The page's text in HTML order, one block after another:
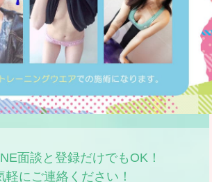
面談と登録だけでもOK！
軽にご連絡ください！